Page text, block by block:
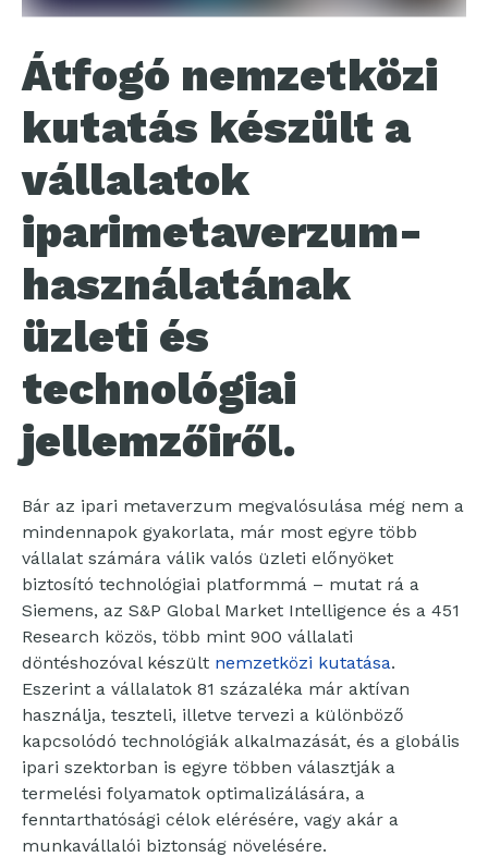
Átfogó nemzetközi
kutatás készült a
vállalatok
iparimetaverzum-
használatának
üzleti és
technológiai
jellemzőiről.
Bár az ipari metaverzum megvalósulása még nem a
mindennapok gyakorlata, már most egyre több
vállalat számára válik valós üzleti előnyöket
biztosító technológiai platformmá – mutat rá a
Siemens, az S&P Global Market Intelligence és a 451
Research közös, több mint 900 vállalati
döntéshozóval készült nemzetközi kutatása.
Eszerint a vállalatok 81 százaléka már aktívan
használja, teszteli, illetve tervezi a különböző
kapcsolódó technológiák alkalmazását, és a globális
ipari szektorban is egyre többen választják a
termelési folyamatok optimalizálására, a
fenntarthatósági célok elérésére, vagy akár a
munkavállalói biztonság növelésére.